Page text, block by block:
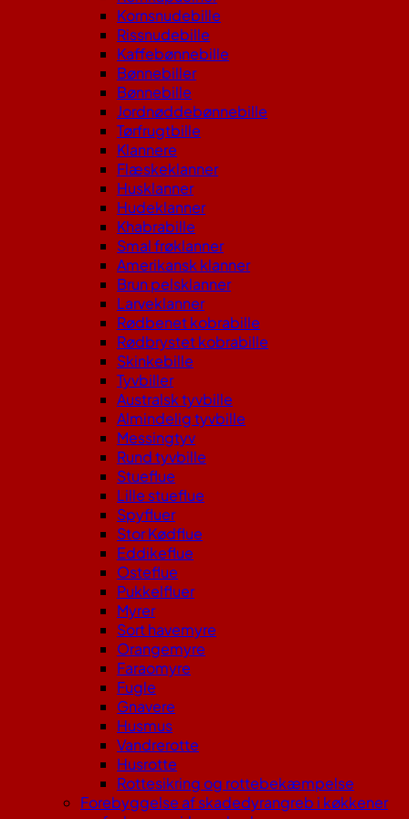
Kornsnudebille
Rissnudebille
Kaffebønnebille
Bønnebiller
Bønnebille
Jordnøddebønnebille
Tørfrugtbille
Klannere
Flæskeklanner
Husklanner
Hudeklanner
Khabrabille
Smal frøklanner
Amerikansk klanner
Brun pelsklanner
Larveklanner
Rødbenet kobrabille
Rødbrystet kobrabille
Skinkebille
Tyvbiller
Australsk tyvbille
Almindelig tyvbille
Messingtyv
Rund tyvbille
Stueflue
Lille stueflue
Spyfluer
Stor Kødflue
Eddikeflue
Osteflue
Pukkelfluer
Myrer
Sort havemyre
Orangemyre
Faraomyre
Fugle
Gnavere
Husmus
Vandrerotte
Husrotte
Rottesikring og rottebekæmpelse
Forebyggelse af skadedyrangreb i køkkener